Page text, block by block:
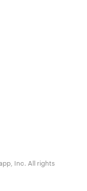
Inc. All rights